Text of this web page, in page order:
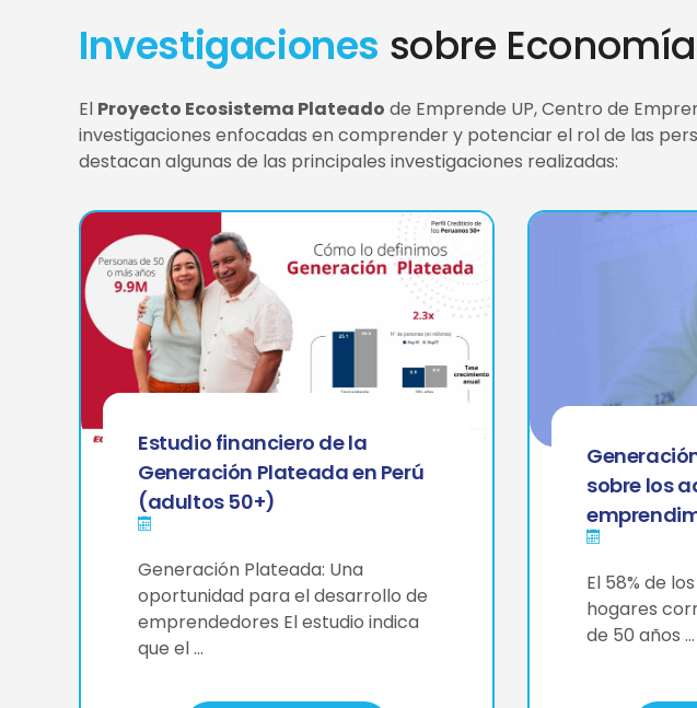
Investigaciones sobre
El Proyecto Ecosistema Plateado de Emprende UP, Centro de
investigaciones enfocadas en comprender y potenciar el rol de las
destacan algunas de las principales investigaciones realizadas:
Estudio financiero de la
Generación Plateada en Perú
(adultos 50+)
Generación Plateada: Una
oportunidad para el desarrollo de
emprendedores El estudio indica
que el …
sobre los
El 58% de
hogares
de 50 años …